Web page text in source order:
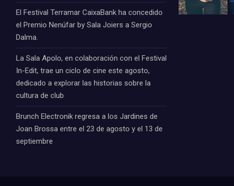
El Festival Terramar CaixaBank ha concedido
el Premio Nenúfar by Sala Joiers a Sergio
Dalma.
La Sala Apolo, en colaboración con el Festival
In-Edit, trae un ciclo de cine este agosto,
dedicado a explorar las historias sobre la
cultura de club
Brunch Electronik regresa a los Jardines de
Joan Brossa entre el 23 de agosto y el 13 de
septiembre